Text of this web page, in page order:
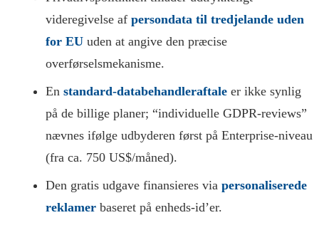
videregivelse af persondata til tredjelande uden
for EU uden at angive den præcise
overførselsmekanisme.
En standard-databehandleraftale er ikke synlig
på de billige planer; “individuelle GDPR-reviews”
nævnes ifølge udbyderen først på Enterprise-niveau
(fra ca. 750 US$/måned).
Den gratis udgave finansieres via personaliserede
reklamer baseret på enheds-id’er.